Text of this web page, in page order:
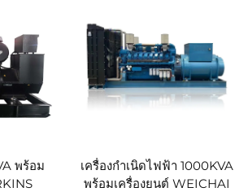
พร้อม
เครื่องกำเนิดไฟฟ้า 1000KVA
พร้อมเครื่องยนต์ WEICHAI